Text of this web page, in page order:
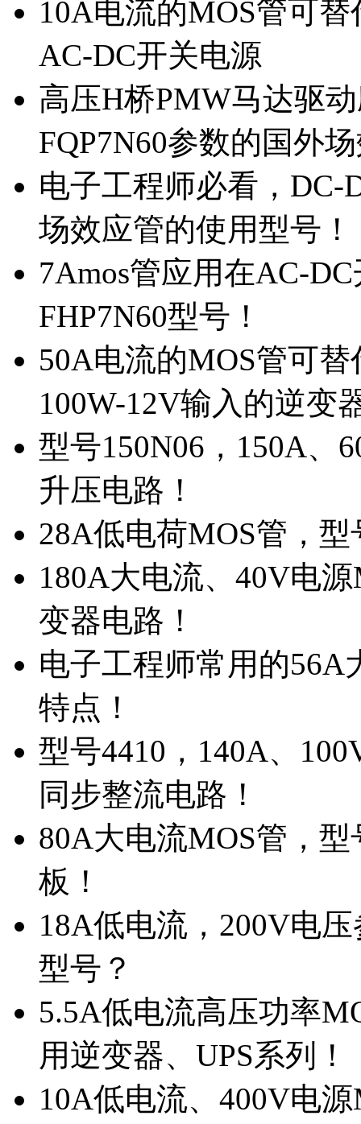
10A电流的MOS管可
AC-DC开关电源
高压H桥PMW马达驱
FQP7N60参数的国外
电子工程师必看，DC-
场效应管的使用型号！
7Amos管应用在AC-
FHP7N60型号！
50A电流的MOS管可
100W-12V输入的逆变
型号150N06，150A、
升压电路！
28A低电荷MOS管，
180A大电流、40V电
变器电路！
电子工程师常用的56A
特点！
型号4410，140A、
同步整流电路！
80A大电流MOS管，
板！
18A低电流，200V电
型号？
5.5A低电流高压功率
用逆变器、UPS系列！
10A低电流、400V电